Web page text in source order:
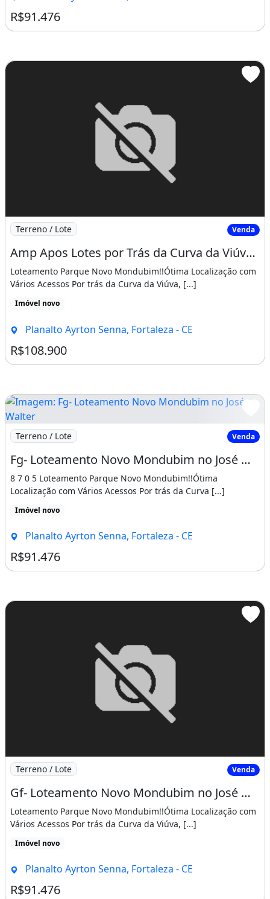
R$91.476
Imagem: Amp Apos Lotes por Trás da Curva da Viúva
Terreno / Lote Venda
Amp Apos Lotes por Trás da Curva da Viúva no José Walter. Logo
Loteamento Parque Novo Mondubim!!Ótima Localização com
Vários Acessos Por trás da Curva da Viúva, [...]
Imóvel novo
Planalto Ayrton Senna, Fortaleza - CE
R$108.900
Imagem: Fg- Loteamento Novo Mondubim no José Walter
Terreno / Lote Venda
Fg- Loteamento Novo Mondubim no José Walter Pronto para Construir 1 8 7 10 5
8 7 0 5 Loteamento Parque Novo Mondubim!!Ótima
Localização com Vários Acessos Por trás da Curva [...]
Imóvel novo
Planalto Ayrton Senna, Fortaleza - CE
R$91.476
Imagem: Gf- Loteamento Novo Mondubim no José Walter
Terreno / Lote Venda
Gf- Loteamento Novo Mondubim no José Walter, Próximo a Curva da Viúva!
Loteamento Parque Novo Mondubim!!Ótima Localização com
Vários Acessos Por trás da Curva da Viúva, [...]
Imóvel novo
Planalto Ayrton Senna, Fortaleza - CE
R$91.476